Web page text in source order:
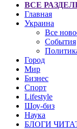
ВСЕ
Главная
Украина
Все
События
Город
Мир
Бизнес
Спорт
Lifestyle
Шоу-биз
Наука
БЛОГИ